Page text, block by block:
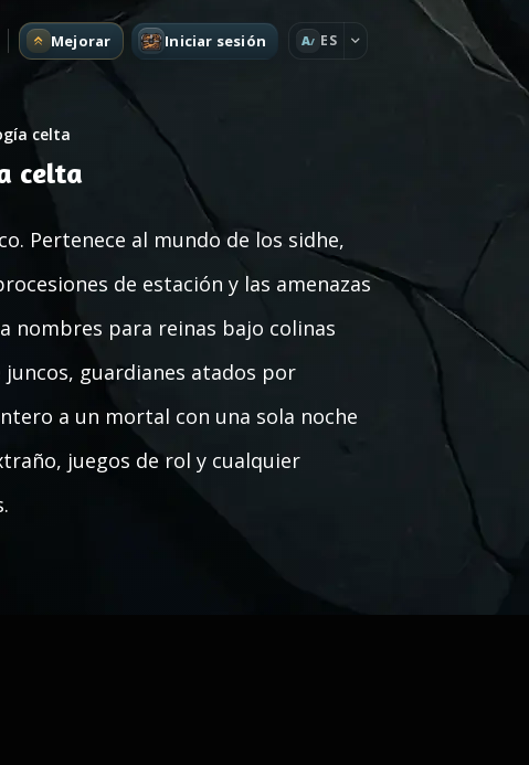
Mejorar Iniciar sesión A ES
celta
celta
Pertenece al mundo de los sidhe,
de estación y las amenazas
nombres para reinas bajo colinas
guardianes atados por
a un mortal con una sola noche
juegos de rol y cualquier